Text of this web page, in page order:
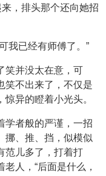
，排头那个还向她招
我已经有师傅了。”
笑并没太在意，可
笑不出来了，不仅是
异的瞪着小光头。
学者般的严谨，一招
挪、推、挡，似模似
范儿多了，打着打
人，“后面是什么，